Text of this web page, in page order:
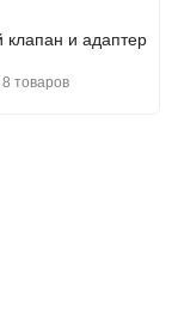
и адаптер
8 товаров